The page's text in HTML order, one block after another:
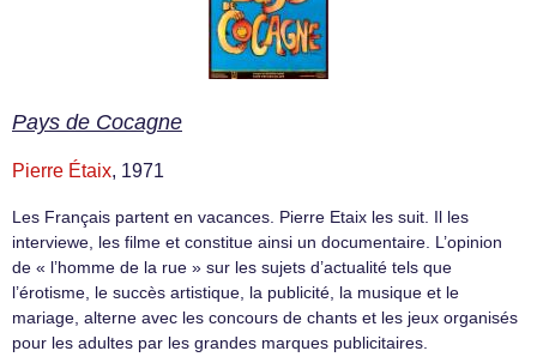
Pays de Cocagne
Pierre Étaix, 1971
Les Français partent en vacances. Pierre Etaix les suit. Il les
interviewe, les filme et constitue ainsi un documentaire. L’opinion
de « l’homme de la rue » sur les sujets d’actualité tels que
l’érotisme, le succès artistique, la publicité, la musique et le
mariage, alterne avec les concours de chants et les jeux organisés
pour les adultes par les grandes marques publicitaires.